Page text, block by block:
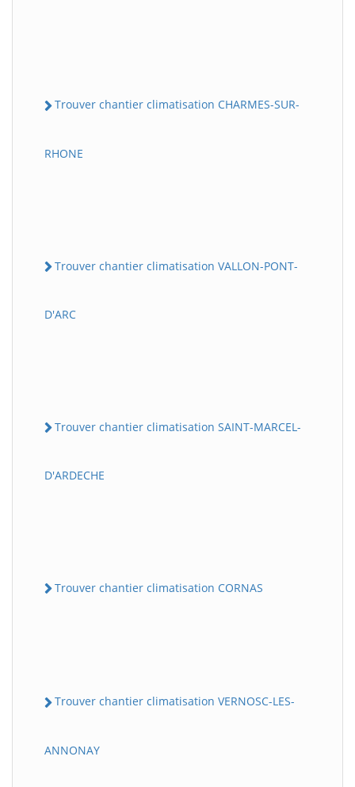
Trouver chantier climatisation CHARMES-SUR-
RHONE
Trouver chantier climatisation VALLON-PONT-
D'ARC
Trouver chantier climatisation SAINT-MARCEL-
D'ARDECHE
Trouver chantier climatisation CORNAS
Trouver chantier climatisation VERNOSC-LES-
ANNONAY